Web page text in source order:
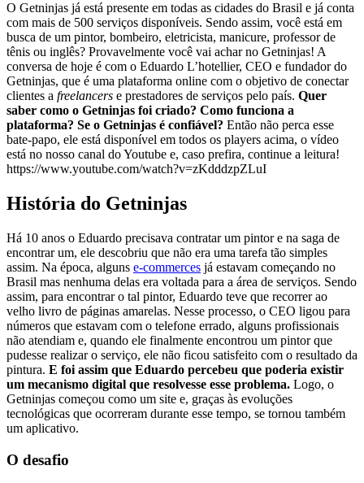
O Getninjas já está presente em todas as cidades do Brasil e já conta
com mais de 500 serviços disponíveis. Sendo assim, você está em
busca de um pintor, bombeiro, eletricista, manicure, professor de
tênis ou inglês? Provavelmente você vai achar no Getninjas! A
conversa de hoje é com o Eduardo L’hotellier, CEO e fundador do
Getninjas, que é uma plataforma online com o objetivo de conectar
clientes a freelancers e prestadores de serviços pelo país. Quer
saber como o Getninjas foi criado? Como funciona a
plataforma? Se o Getninjas é confiável? Então não perca esse
bate-papo, ele está disponível em todos os players acima, o vídeo
está no nosso canal do Youtube e, caso prefira, continue a leitura!
https://www.youtube.com/watch?v=zKdddzpZLuI
História do Getninjas
Há 10 anos o Eduardo precisava contratar um pintor e na saga de
encontrar um, ele descobriu que não era uma tarefa tão simples
assim. Na época, alguns e-commerces já estavam começando no
Brasil mas nenhuma delas era voltada para a área de serviços. Sendo
assim, para encontrar o tal pintor, Eduardo teve que recorrer ao
velho livro de páginas amarelas. Nesse processo, o CEO ligou para
números que estavam com o telefone errado, alguns profissionais
não atendiam e, quando ele finalmente encontrou um pintor que
pudesse realizar o serviço, ele não ficou satisfeito com o resultado da
pintura. E foi assim que Eduardo percebeu que poderia existir
um mecanismo digital que resolvesse esse problema. Logo, o
Getninjas começou como um site e, graças às evoluções
tecnológicas que ocorreram durante esse tempo, se tornou também
um aplicativo.
O desafio